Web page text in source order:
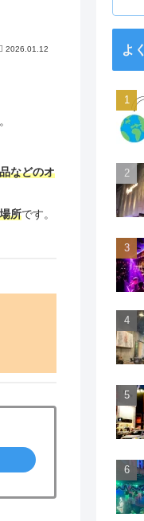
2026.01.12
などのオ
所です。
よ